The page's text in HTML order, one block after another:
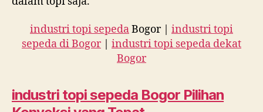
industri topi sepedaBogor | industri topi
sepeda di Bogor| industri topi sepeda dekat
Bogor
industri topi sepeda Bogor Pilihan